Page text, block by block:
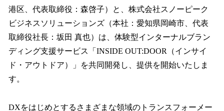
港区、代表取締役：森啓子）と、株式会社スノーピーク
ビジネスソリューションズ（本社：愛知県岡崎市、代表
取締役社長：坂田 真也）は、体験型インターナルブラン
ディング支援サービス「INSIDE OUT:DOOR（インサイ
ド・アウトドア）」を共同開発し、提供を開始いたしま
す。
DXをはじめとするさまざまな領域のトランスフォーメー